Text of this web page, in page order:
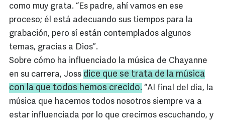
como muy grata. “Es padre, ahí vamos en ese
proceso; él está adecuando sus tiempos para la
grabación, pero sí están contemplados algunos
temas, gracias a Dios”.
Sobre cómo ha influenciado la música de Chayanne
en su carrera, Joss dice que se trata de la música
con la que todos hemos crecido. “Al final del día, la
música que hacemos todos nosotros siempre va a
estar influenciada por lo que crecimos escuchando, y